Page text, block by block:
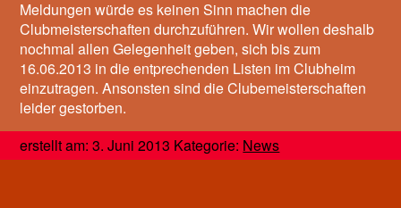
Meldungen würde es keinen Sinn machen die
Clubmeisterschaften durchzuführen. Wir wollen deshalb
nochmal allen Gelegenheit geben, sich bis zum
16.06.2013 in die entprechenden Listen im Clubheim
einzutragen. Ansonsten sind die Clubemeisterschaften
leider gestorben.
erstellt am: 3. Juni 2013 Kategorie: News